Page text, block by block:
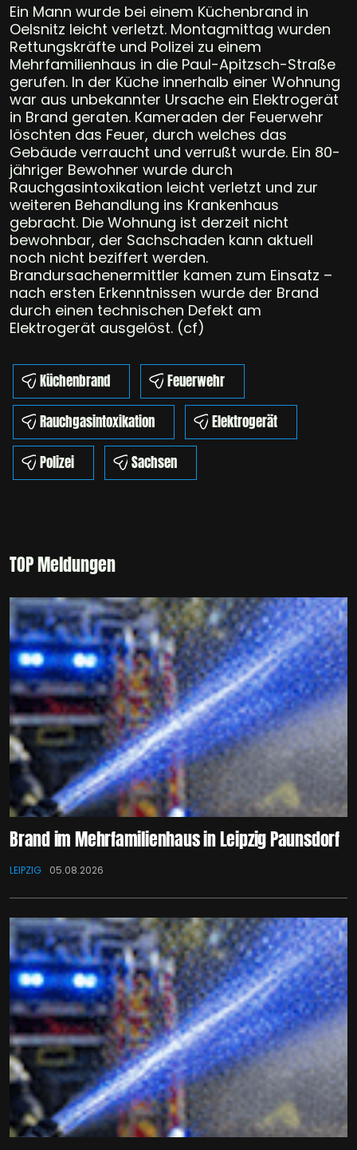
Ein Mann wurde bei einem Küchenbrand in
Oelsnitz leicht verletzt. Montagmittag wurden
Rettungskräfte und Polizei zu einem
Mehrfamilienhaus in die Paul-Apitzsch-Straße
gerufen. In der Küche innerhalb einer Wohnung
war aus unbekannter Ursache ein Elektrogerät
in Brand geraten. Kameraden der Feuerwehr
löschten das Feuer, durch welches das
Gebäude verraucht und verrußt wurde. Ein 80-
jähriger Bewohner wurde durch
Rauchgasintoxikation leicht verletzt und zur
weiteren Behandlung ins Krankenhaus
gebracht. Die Wohnung ist derzeit nicht
bewohnbar, der Sachschaden kann aktuell
noch nicht beziffert werden.
Brandursachenermittler kamen zum Einsatz –
nach ersten Erkenntnissen wurde der Brand
durch einen technischen Defekt am
Elektrogerät ausgelöst. (cf)
Küchenbrand
Feuerwehr
Rauchgasintoxikation
Elektrogerät
Polizei
Sachsen
TOP Meldungen
Brand im Mehrfamilienhaus in Leipzig Paunsdorf
LEIPZIG 05.08.2026